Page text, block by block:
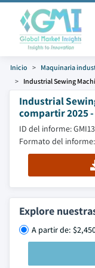
Inicio Maquinaria
Industrial Sewing
Industrial
compartir 2025 -
ID del informe:
Formato del
Explore
A partir de: